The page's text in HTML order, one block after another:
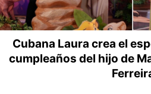
Cubana Laura crea el
cumpleaños del hijo de